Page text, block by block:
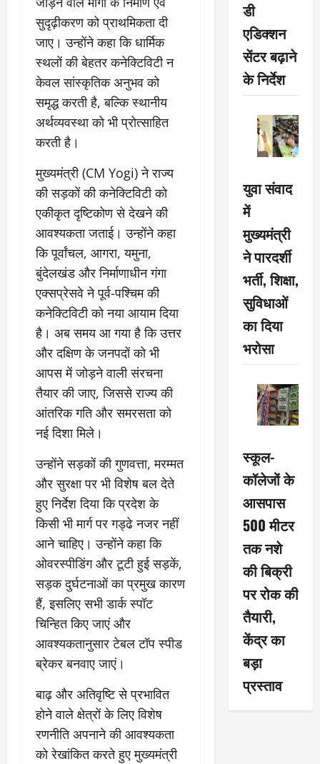
सुदृढ़ीकरण को प्राथमिकता दी
जाए। उन्होंने कहा कि धार्मिक
स्थलों की बेहतर कनेक्टिविटी न
केवल सांस्कृतिक अनुभव को
समृद्ध करती है, बल्कि स्थानीय
अर्थव्यवस्था को भी प्रोत्साहित
करती है।
मुख्यमंत्री (CM Yogi) ने राज्य
की सड़कों की कनेक्टिविटी को
एकीकृत दृष्टिकोण से देखने की
आवश्यकता जताई। उन्होंने कहा
कि पूर्वांचल, आगरा, यमुना,
बुंदेलखंड और निर्माणाधीन गंगा
एक्सप्रेसवे ने पूर्व-पश्चिम की
कनेक्टिविटी को नया आयाम दिया
है। अब समय आ गया है कि उत्तर
और दक्षिण के जनपदों को भी
आपस में जोड़ने वाली संरचना
तैयार की जाए, जिससे राज्य की
आंतरिक गति और समरसता को
नई दिशा मिले।
उन्होंने सड़कों की गुणवत्ता, मरम्मत
और सुरक्षा पर भी विशेष बल देते
हुए निर्देश दिया कि प्रदेश के
किसी भी मार्ग पर गड्ढे नजर नहीं
आने चाहिए। उन्होंने कहा कि
ओवरस्पीडिंग और टूटी हुई सड़कें,
सड़क दुर्घटनाओं का प्रमुख कारण
हैं, इसलिए सभी डार्क स्पॉट
चिन्हित किए जाएं और
आवश्यकतानुसार टेबल टॉप स्पीड
ब्रेकर बनवाए जाएं।
बाढ़ और अतिवृष्टि से प्रभावित
होने वाले क्षेत्रों के लिए विशेष
रणनीति अपनाने की आवश्यकता
को रेखांकित करते हुए मुख्यमंत्री
डी
एडिक्शन
सेंटर बढ़ाने
के निर्देश
युवा संवाद
में
मुख्यमंत्री
ने पारदर्शी
भर्ती, शिक्षा,
सुविधाओं
का दिया
भरोसा
स्कूल-
कॉलेजों के
आसपास
500 मीटर
तक नशे
की बिक्री
पर रोक की
तैयारी,
केंद्र का
बड़ा
प्रस्ताव